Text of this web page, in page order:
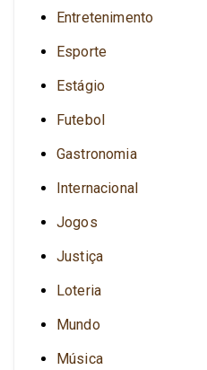
Entretenimento
Esporte
Estágio
Futebol
Gastronomia
Internacional
Jogos
Justiça
Loteria
Mundo
Música